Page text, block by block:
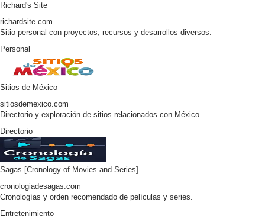
Richard's Site
richardsite.com
Sitio personal con proyectos, recursos y desarrollos diversos.
Personal
Sitios de México
sitiosdemexico.com
Directorio y exploración de sitios relacionados con México.
Directorio
Sagas [Cronology of Movies and Series]
cronologiadesagas.com
Cronologías y orden recomendado de películas y series.
Entretenimiento